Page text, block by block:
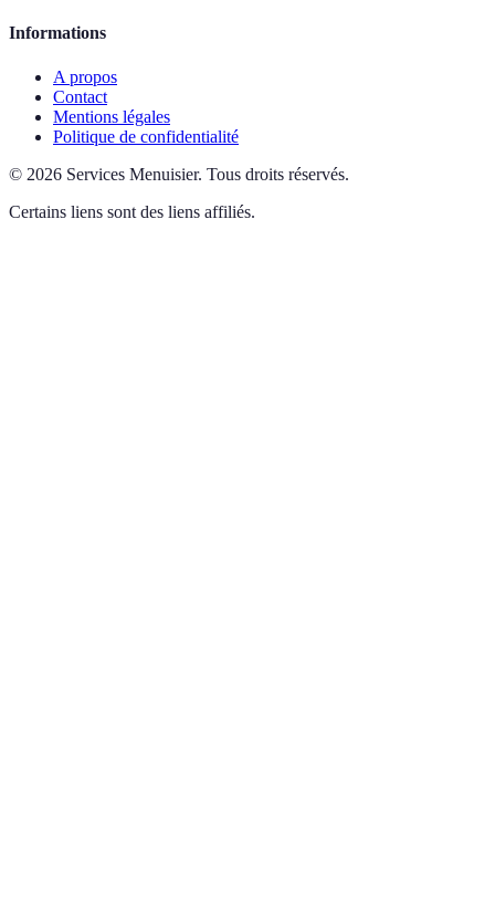
Informations
A propos
Contact
Mentions légales
Politique de confidentialité
© 2026 Services Menuisier. Tous droits réservés.
Certains liens sont des liens affiliés.